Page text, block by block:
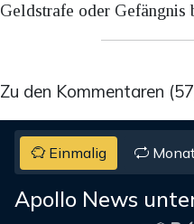
Geldstrafe oder Gefängnis
Zu den Kommentaren
Einmalig
Apollo News